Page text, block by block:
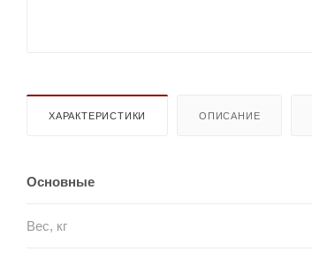
ХАРАКТЕРИСТИКИ ОПИСАНИЕ
Основные
Вес, кг